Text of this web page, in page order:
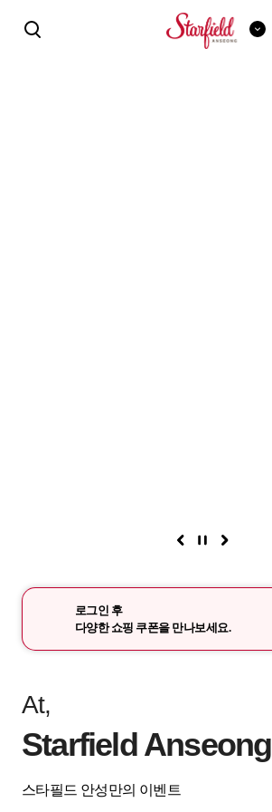
로그인 후
다양한 쇼핑 쿠폰을 만나보세요.
At,
Starfield Anseong
스타필드 안성만의 이벤트